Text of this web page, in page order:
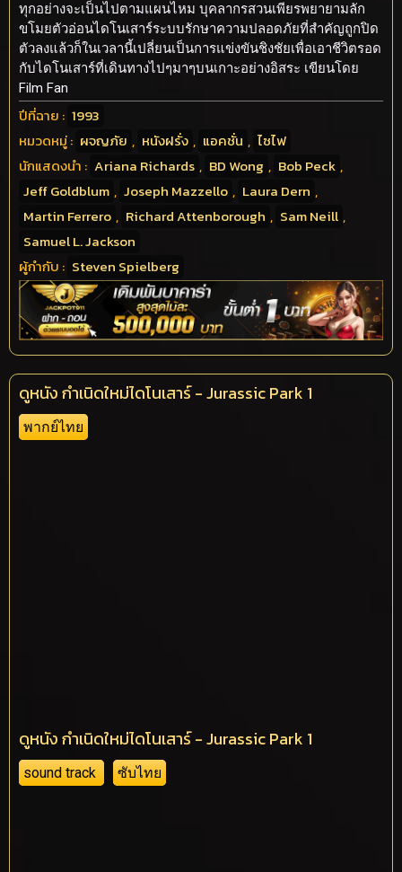
ทุกอย่างจะเป็นไปตามแผนไหม บุคลากรสวนเพียรพยายามลัก
ขโมยตัวอ่อนไดโนเสาร์ระบบรักษาความปลอดภัยที่สำคัญถูกปิด
ตัวลงแล้วก็ในเวลานี้เปลี่ยนเป็นการแข่งขันชิงชัยเพื่อเอาชีวิตรอด
กับไดโนเสาร์ที่เดินทางไปๆมาๆบนเกาะอย่างอิสระ เขียนโดย
Film Fan
ปีที่ฉาย : 1993
หมวดหมู่ : ผจญภัย , หนังฝรั่ง , แอคชั่น , ไซไฟ
นักแสดงนำ : Ariana Richards , BD Wong , Bob Peck ,
Jeff Goldblum , Joseph Mazzello , Laura Dern ,
Martin Ferrero , Richard Attenborough , Sam Neill ,
Samuel L. Jackson
ผู้กำกับ : Steven Spielberg
ดูหนัง กำเนิดใหม่ไดโนเสาร์ - Jurassic Park 1
พากย์ไทย
ดูหนัง กำเนิดใหม่ไดโนเสาร์ - Jurassic Park 1
sound track ซับไทย